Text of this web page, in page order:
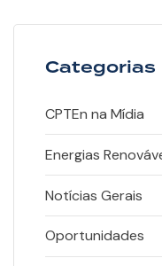
Categorias
CPTEn na Mídia
Energias
Notícias Gerais
Oportunidades